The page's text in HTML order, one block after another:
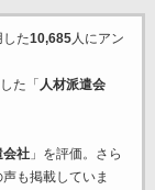
た10,685人にアン
た「 人材派遣会
会社」を評価。さら
も掲載していま